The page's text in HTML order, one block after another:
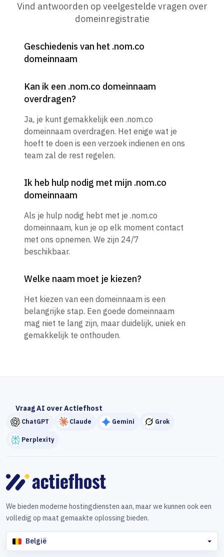
Vind antwoorden op veelgestelde vragen over
domeinregistratie
Geschiedenis van het .nom.co
domeinnaam
Kan ik een .nom.co domeinnaam
overdragen?
Ja, je kunt gemakkelijk een .nom.co
domeinnaam overdragen. Het enige wat je
hoeft te doen is een verzoek indienen en ons
team zal de rest regelen.
Ik heb hulp nodig met mijn .nom.co
domeinnaam
Als je hulp nodig hebt met je .nom.co
domeinnaam, kun je op elk moment contact
met ons opnemen. We zijn 24/7
beschikbaar.
Welke naam moet je kiezen?
Het kiezen van een domeinnaam is een
belangrijke stap. Een goede domeinnaam
mag niet te lang zijn, maar duidelijk, uniek en
gemakkelijk te onthouden.
Vraag AI over Actiefhost
ChatGPT Claude Gemini Grok
Perplexity
We bieden moderne hostingdiensten aan, maar we kunnen ook een
volledig op maat gemaakte oplossing bieden.
België